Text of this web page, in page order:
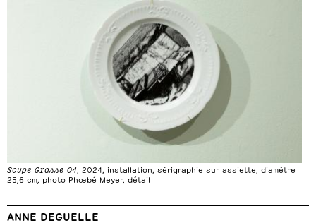
Soupe Grasse 04 , 2024, installation, sérigraphie sur assiette, diamètre
25,6 cm, photo Phœbé Meyer, détail
ANNE DEGUELLE